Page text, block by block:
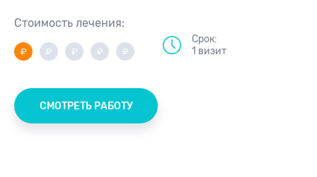
Стоимость лечения:
Срок:
1 визит
СМОТРЕТЬ РАБОТУ